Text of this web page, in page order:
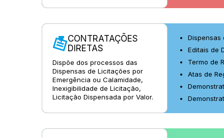
CONTRATAÇÕES
DIRETAS
Dispõe dos processos das
Dispensas de Licitações por
Emergência ou Calamidade,
Inexigibilidade de Licitação,
Licitação Dispensada por Valor.
Dispensas
Editais de
Termo de
Atas de